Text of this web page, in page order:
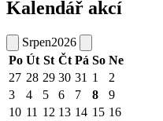
Kalendář akcí
Srpen2026
Po Út St Čt Pá So Ne
27 28 29 30 31 1
2
3
4 5 6 7 8
9
10 11 12 13 14 15 16